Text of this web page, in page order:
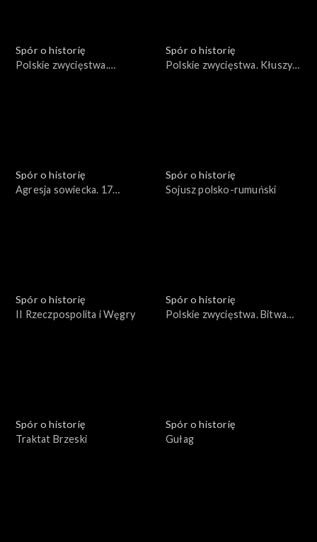
Spór o historię
Polskie zwycięstwa.
Spór o historię
Polskie zwycięstwa. Kłuszyn
Spór o historię
Agresja sowiecka. 17
Spór o historię
Sojusz polsko-rumuński
Spór o historię
II Rzeczpospolita i Węgry
Spór o historię
Polskie zwycięstwa. Bitwa
Spór o historię
Traktat Brzeski
Spór o historię
Gułag